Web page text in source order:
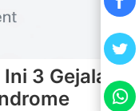
3 Gejala